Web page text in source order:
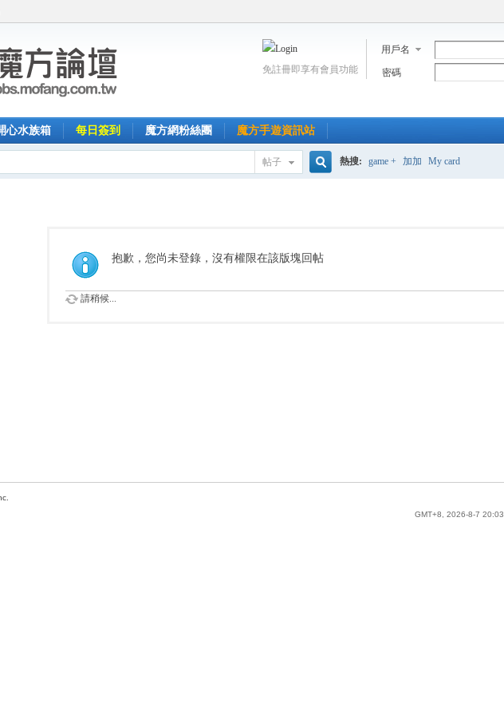
用戶名
密碼
免註冊即享有會員功能
心水族箱 每日簽到 魔方網粉絲團 魔方手遊資訊站
帖子
索
熱搜: game + 加加 My card
抱歉，您尚未登錄，沒有權限在該版塊回帖
請稍候...
GMT+8, 2026-8-7 20:03